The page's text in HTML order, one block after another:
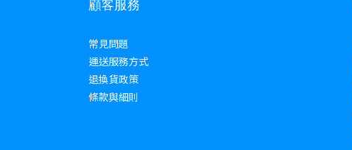
顧客服務
常見問題
運送服務方式
退換貨政策
條款與細則